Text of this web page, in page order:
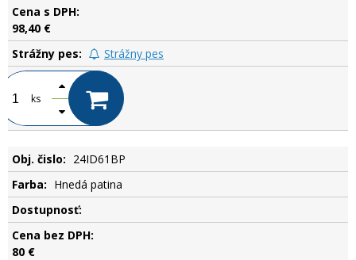
98,40 €
Strážny pes
ks
24ID61BP
Hnedá patina
80 €